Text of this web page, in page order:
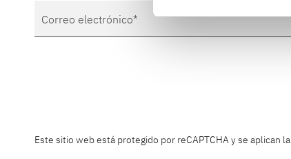
Este sitio web está protegido por reCAPTCHA y se aplican la